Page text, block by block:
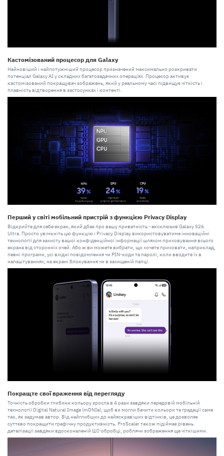
Кастомізований процесор для Galaxy
Найновіший і найпотужніший процесор призначений максимально розкривати
потенціал Galaxy AI у складних багатозадачних операціях. Процесор активує
кастомізований покращувач зображень, який у реальному часі підвищує чіткість і
плавність відтворення в застосунках і контенті.
Перший у світі мобільний пристрій з функцією Privacy Display
Відкрийте для себе екран, який дбає про вашу приватність - ексклюзив Galaxy S26
Ultra. Просто увімкніть цю функцію і Privacy Display використовуватиме інноваційні
технології для захисту вашої конфіденційної інформації шляхом приховування всього
екрана від сторонніх очей. Або ж ви можете вибрати, що хочете приховати, наприклад,
певні програми, усі вхідні повідомлення чи PIN-коди та паролі, коли вводите їх в
налаштуваннях, на екрані блокування чи в захищеній папці.
Покращте свої враження від перегляду
Точність обробки глибини кольору зросла в 4 рази завдяки передовій мобільній
технології Digital Natural Image (mDNIe), щоб ви могли бачити кольори та градації саме
так, як задумав автор. Від найглибших до найяскравіших відтінків, це дозволяє
суттєво покращити графічну продуктивність. ProScaler також підіймає рівень
деталізації завдяки вдосконаленій ШІ-обробці, роблячи зображення ще чіткішими.